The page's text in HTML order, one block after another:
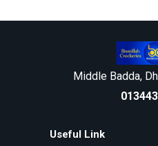
Middle Badda,
Useful Link